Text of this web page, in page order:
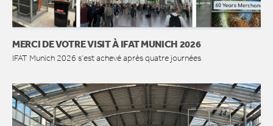
MERCI DE VOTRE VISIT À IFAT MUNICH 2026
IFAT Munich 2026 s’est achevé après quatre journées